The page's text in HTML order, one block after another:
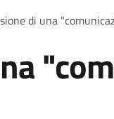
di una